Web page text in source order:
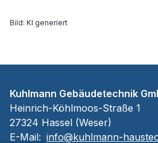
Bild: KI generiert
Kuhlmann Gebäudetechnik
Heinrich-Köhlmoos-Straße 1
27324 Hassel (Weser)
E-Mail: info@kuhlmann-